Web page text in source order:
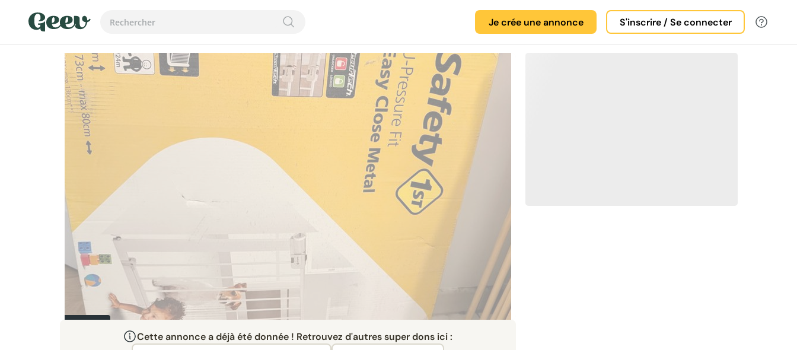
Je crée une annonce S'inscrire / Se connecter
Contacté par 5 Geevers
Cette annonce a déjà été donnée ! Retrouvez d'autres super dons ici :